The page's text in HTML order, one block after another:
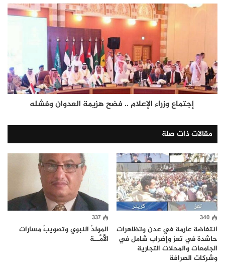
إجتماع وزراء الإعلام .. فضح هزيمة العدوان وفشله
مقالات ذات صلة
340
انتفاضة عارمة في عدن وتظاهرات
حاشدة في تعز وإضراب شامل في
الجامعات والمحلات التجارية
وشركات الصرافة
337
المولدُ النبوي وتصويبُ مسارات
الأُمَّــة